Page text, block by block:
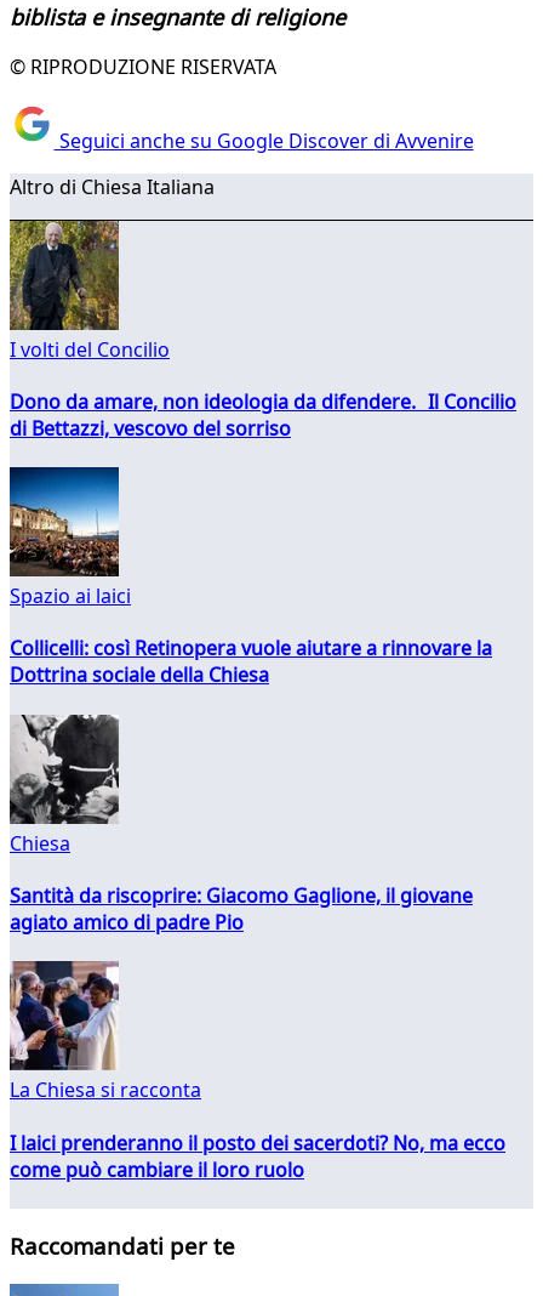
biblista e insegnante di religione
© RIPRODUZIONE RISERVATA
Seguici anche su Google Discover di Avvenire
Altro di Chiesa Italiana
I volti del Concilio
Dono da amare, non ideologia da difendere. Il Concilio
di Bettazzi, vescovo del sorriso
Spazio ai laici
Collicelli: così Retinopera vuole aiutare a rinnovare la
Dottrina sociale della Chiesa
Chiesa
Santità da riscoprire: Giacomo Gaglione, il giovane
agiato amico di padre Pio
La Chiesa si racconta
I laici prenderanno il posto dei sacerdoti? No, ma ecco
come può cambiare il loro ruolo
Raccomandati per te